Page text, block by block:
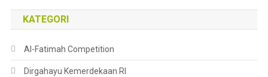
KATEGORI
Al-Fatimah Competition
Dirgahayu Kemerdekaan RI